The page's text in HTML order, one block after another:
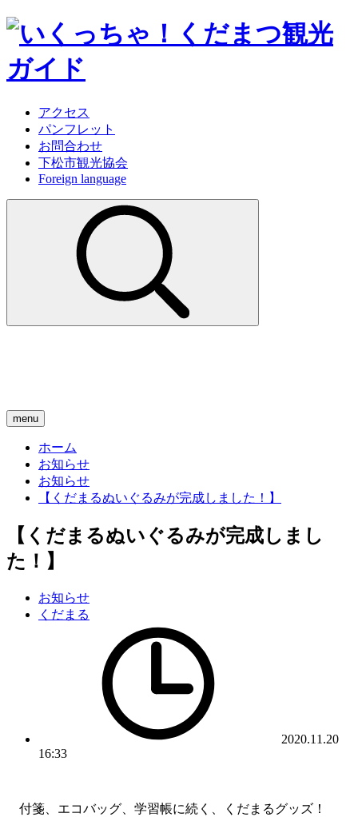
アクセス
パンフレット
お問合わせ
下松市観光協会
Foreign language
menu
ホーム
お知らせ
お知らせ
【くだまるぬいぐるみが完成しました！】
【くだまるぬいぐるみが完成しまし
た！】
お知らせ
くだまる
2020.11.20
16:33
付箋、エコバッグ、学習帳に続く、くだまるグッズ！